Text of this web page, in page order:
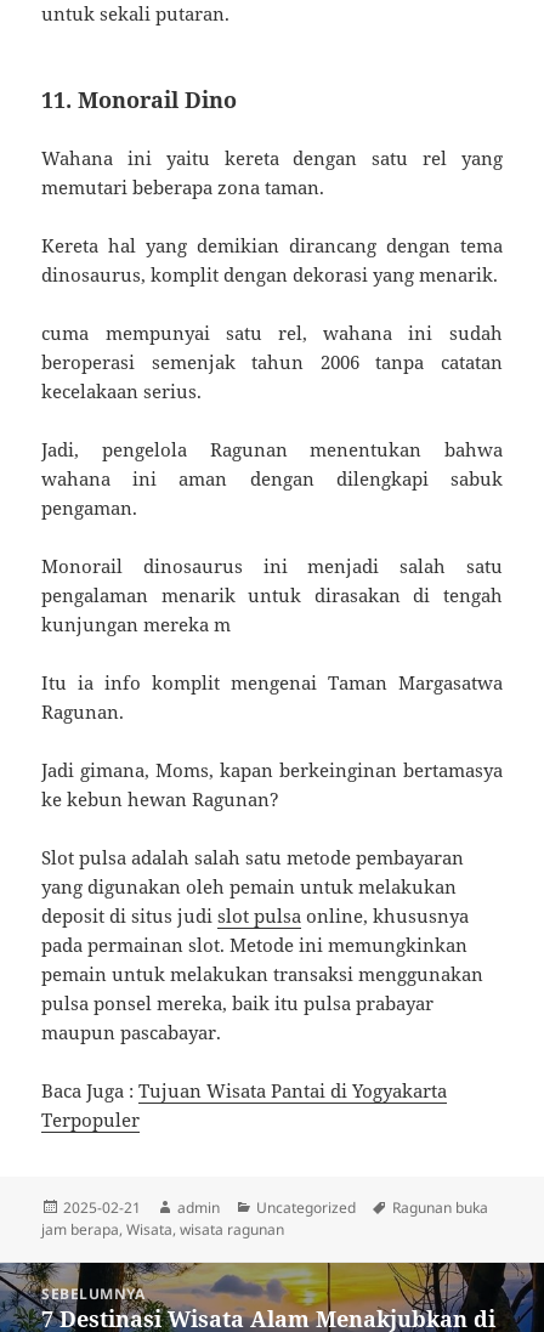
untuk sekali putaran.
11. Monorail Dino
Wahana ini yaitu kereta dengan satu rel yang
memutari beberapa zona taman.
Kereta hal yang demikian dirancang dengan tema
dinosaurus, komplit dengan dekorasi yang menarik.
cuma mempunyai satu rel, wahana ini sudah
beroperasi semenjak tahun 2006 tanpa catatan
kecelakaan serius.
Jadi, pengelola Ragunan menentukan bahwa
wahana ini aman dengan dilengkapi sabuk
pengaman.
Monorail dinosaurus ini menjadi salah satu
pengalaman menarik untuk dirasakan di tengah
kunjungan mereka m
Itu ia info komplit mengenai Taman Margasatwa
Ragunan.
Jadi gimana, Moms, kapan berkeinginan bertamasya
ke kebun hewan Ragunan?
Slot pulsa adalah salah satu metode pembayaran
yang digunakan oleh pemain untuk melakukan
deposit di situs judislot pulsa online, khususnya
pada permainan slot. Metode ini memungkinkan
pemain untuk melakukan transaksi menggunakan
pulsa ponsel mereka, baik itu pulsa prabayar
maupun pascabayar.
Baca Juga :Tujuan Wisata Pantai di Yogyakarta
Terpopuler
Diposkan
pada
2025-02-21 Penulis
admin Kategori
Uncategorized Tag
Ragunan buka
jam berapa,Wisata,wisata ragunan
Navigasi
pos SEBELUMNYA
Pos
7 Destinasi Wisata Alam Menakjubkan di